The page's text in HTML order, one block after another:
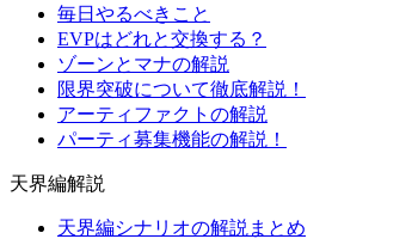
毎日やるべきこと
EVPはどれと交換する？
ゾーンとマナの解説
限界突破について徹底解説！
アーティファクトの解説
パーティ募集機能の解説！
天界編解説
天界編シナリオの解説まとめ